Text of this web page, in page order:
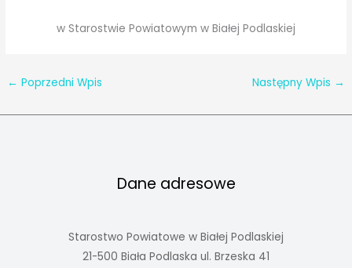
w Starostwie Powiatowym w Białej Podlaskiej
← Poprzedni Wpis Następny Wpis →
Dane adresowe
Starostwo Powiatowe w Białej Podlaskiej
21-500 Biała Podlaska ul. Brzeska 41